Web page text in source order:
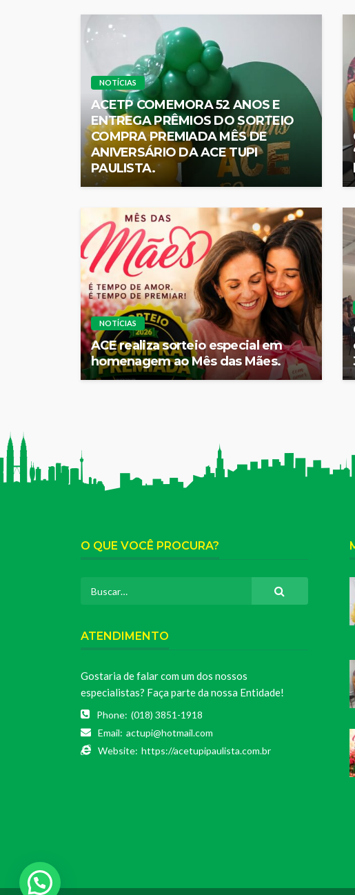
NOTÍCIAS
ACETP COMEMORA 52 ANOS E
ENTREGA PRÊMIOS DO SORTEIO
COMPRA PREMIADA MÊS DE
ANIVERSÁRIO DA ACE TUPI
PAULISTA.
NOTÍCIAS
ACE realiza sorteio especial em
homenagem ao Mês das Mães.
O QUE VOCÊ PROCURA?
ATENDIMENTO
Gostaria de falar com um dos nossos
especialistas? Faça parte da nossa Entidade!
Phone: (018) 3851-1918
Email: actupi@hotmail.com
Website: https://acetupipaulista.com.br